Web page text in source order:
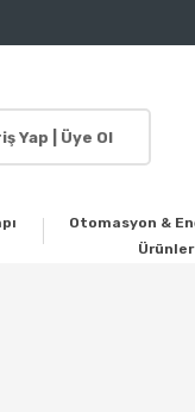
Yap | Üye Ol
Otomasyon &
Ürünler